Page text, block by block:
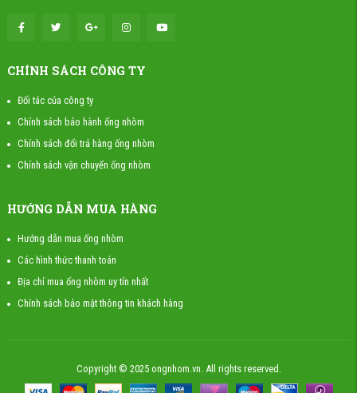
CHÍNH SÁCH CÔNG TY
Đối tác của công ty
Chính sách bảo hành ống nhòm
Chính sách đổi trả hàng ống nhòm
Chính sách vận chuyển ống nhòm
HƯỚNG DẪN MUA HÀNG
Hướng dẫn mua ống nhòm
Các hình thức thanh toán
Địa chỉ mua ống nhòm uy tín nhất
Chính sách bảo mật thông tin khách hàng
Copyright © 2025 ongnhom.vn. All rights reserved.